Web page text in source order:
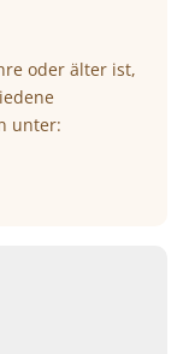
oder älter ist,
unter: